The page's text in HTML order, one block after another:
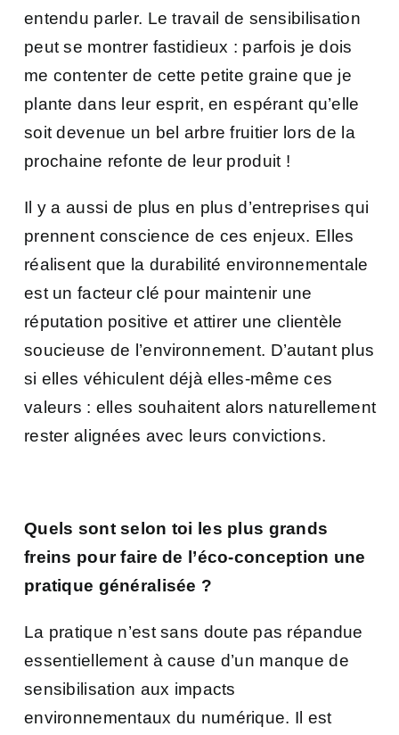
entendu parler. Le travail de sensibilisation
peut se montrer fastidieux : parfois je dois
me contenter de cette petite graine que je
plante dans leur esprit, en espérant qu’elle
soit devenue un bel arbre fruitier lors de la
prochaine refonte de leur produit !
Il y a aussi de plus en plus d’entreprises qui
prennent conscience de ces enjeux. Elles
réalisent que la durabilité environnementale
est un facteur clé pour maintenir une
réputation positive et attirer une clientèle
soucieuse de l’environnement. D’autant plus
si elles véhiculent déjà elles-même ces
valeurs : elles souhaitent alors naturellement
rester alignées avec leurs convictions.
Quels sont selon toi les plus grands
freins pour faire de l’éco-conception une
pratique généralisée ?
La pratique n’est sans doute pas répandue
essentiellement à cause d’un manque de
sensibilisation aux impacts
environnementaux du numérique. Il est